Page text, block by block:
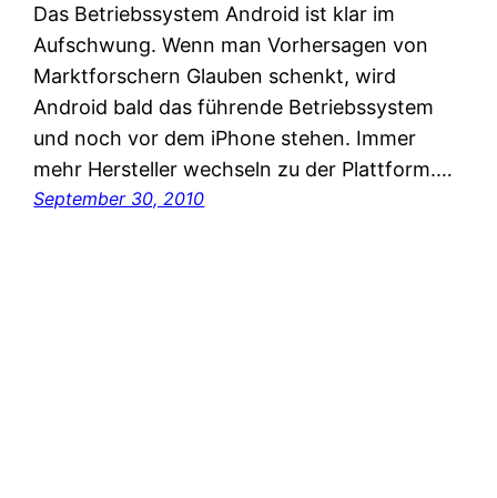
Das Betriebssystem Android ist klar im
Aufschwung. Wenn man Vorhersagen von
Marktforschern Glauben schenkt, wird
Android bald das führende Betriebssystem
und noch vor dem iPhone stehen. Immer
mehr Hersteller wechseln zu der Plattform.…
September 30, 2010